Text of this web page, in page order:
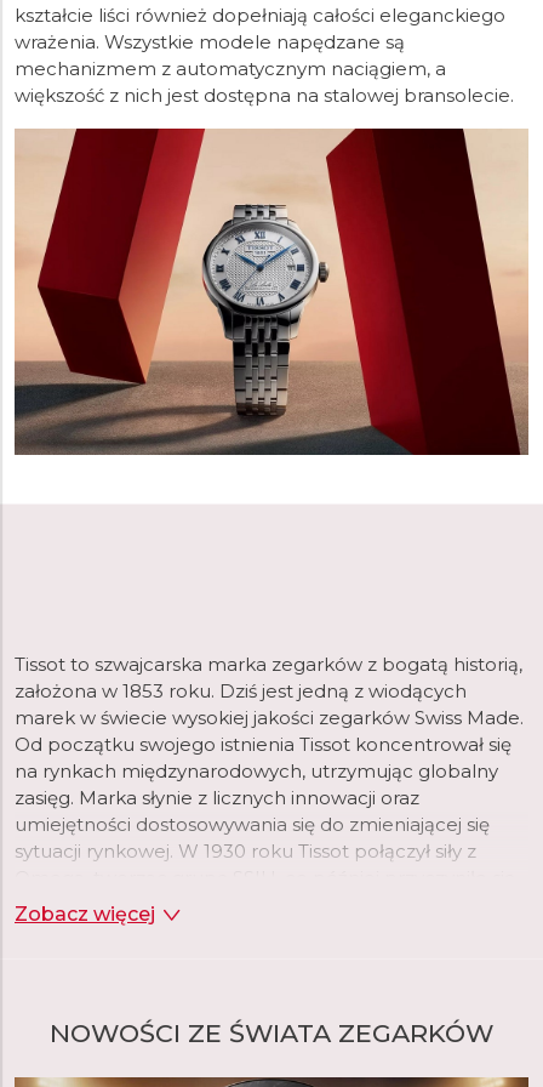
kształcie liści również dopełniają całości eleganckiego
wrażenia. Wszystkie modele napędzane są
mechanizmem z automatycznym naciągiem, a
większość z nich jest dostępna na stalowej bransolecie.
Tissot to szwajcarska marka zegarków z bogatą historią,
założona w 1853 roku. Dziś jest jedną z wiodących
marek w świecie wysokiej jakości zegarków Swiss Made.
Od początku swojego istnienia Tissot koncentrował się
na rynkach międzynarodowych, utrzymując globalny
zasięg. Marka słynie z licznych innowacji oraz
umiejętności dostosowywania się do zmieniającej się
sytuacji rynkowej. W 1930 roku Tissot połączył siły z
do powstania Swatch Group.
zegarki wyjątkowe w swojej klasie. Seria T-Pocket
Zobacz więcej
NOWOŚCI ZE ŚWIATA ZEGARKÓW